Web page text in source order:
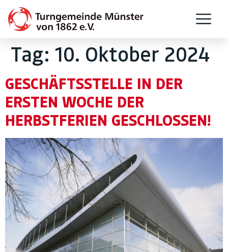
Tag: 10. Oktober 2024
GESCHÄFTSSTELLE IN DER
ERSTEN WOCHE DER
HERBSTFERIEN GESCHLOSSEN!